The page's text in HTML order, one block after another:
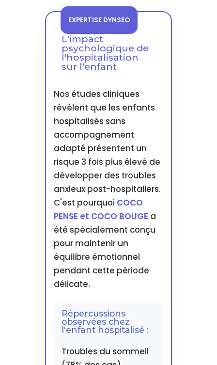
EXPERTISE DYNSEO
L'impact
psychologique de
l'hospitalisation
sur l'enfant
Nos études cliniques
révèlent que les enfants
hospitalisés sans
accompagnement
adapté présentent un
risque 3 fois plus élevé de
développer des troubles
anxieux post-hospitaliers.
C'est pourquoi COCO
PENSE et COCO BOUGE a
été spécialement conçu
pour maintenir un
équilibre émotionnel
pendant cette période
délicate.
Répercussions
observées chez
l'enfant hospitalisé :
Troubles du sommeil